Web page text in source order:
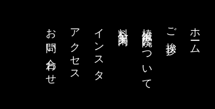
ホーム
ご挨拶
椿鍼灸院について
インスタ
アクセス
お問い合わせ